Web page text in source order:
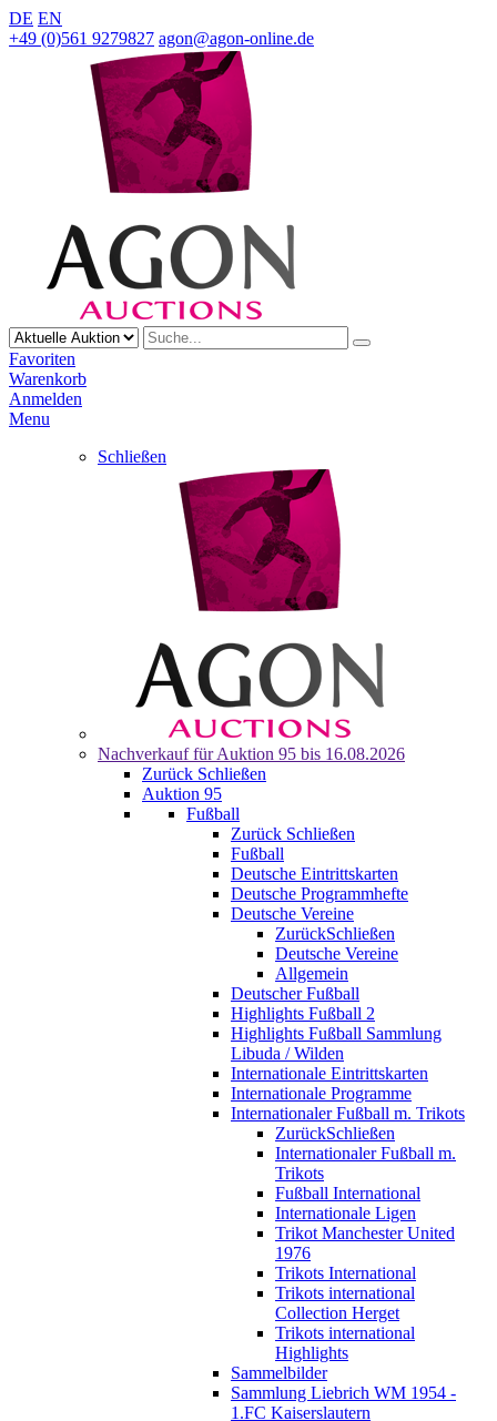
DE EN
+49 (0)561 9279827 agon@agon-online.de
Favoriten
Warenkorb
Anmelden
Menu
Schließen
Nachverkauf für Auktion 95 bis 16.08.2026
Zurück Schließen
Auktion 95
Fußball
Zurück Schließen
Fußball
Deutsche Eintrittskarten
Deutsche Programmhefte
Deutsche Vereine
ZurückSchließen
Deutsche Vereine
Allgemein
Deutscher Fußball
Highlights Fußball 2
Highlights Fußball Sammlung
Libuda / Wilden
Internationale Eintrittskarten
Internationale Programme
Internationaler Fußball m. Trikots
ZurückSchließen
Internationaler Fußball m.
Trikots
Fußball International
Internationale Ligen
Trikot Manchester United
1976
Trikots International
Trikots international
Collection Herget
Trikots international
Highlights
Sammelbilder
Sammlung Liebrich WM 1954 -
1.FC Kaiserslautern